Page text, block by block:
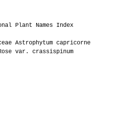
1
Plant Names Index
Astrophytum capricorne
var. crassispinum